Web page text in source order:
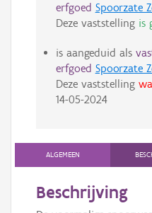
erfgoed Spoorzate
Deze vaststelling is
is aangeduid als
erfgoed Spoorzate
Deze vaststelling
14-05-2024
ALGEMEEN
Beschrijving